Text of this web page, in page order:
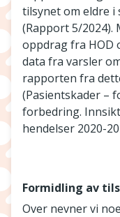
tilsynet om eldre i
(Rapport 5/
oppdrag fra HOD
data fra varsler
rapporten fra
(Pasientskader –
forbedring.
hendelser 2020-
Formidling av
Over nevner vi